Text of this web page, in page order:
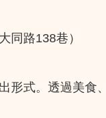
同路138巷）
形式。透過美食